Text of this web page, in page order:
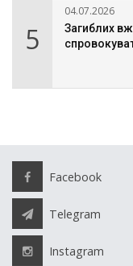
5
04.07.2026
Загиблих
Facebook
Telegram
Instagram